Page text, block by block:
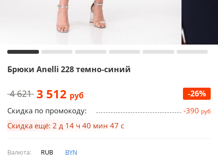
Брюки Anelli 228 темно-синий
4 621 3 512 руб -26%
Скидка по промокоду: -390 руб
Скидка ещё: 2 д 14 ч 40 мин 47 с
Валюта: RUB BYN